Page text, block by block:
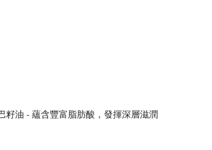
籽油 - 蘊含豐富脂肪酸，發揮深層滋潤